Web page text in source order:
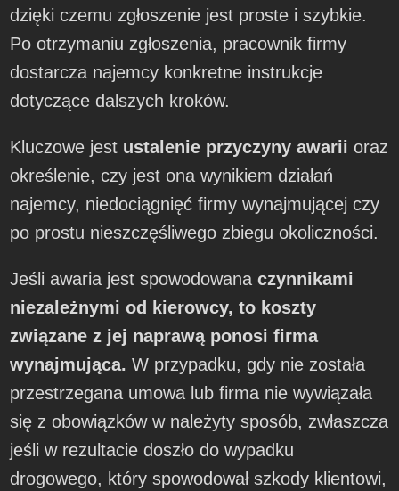
dzięki czemu zgłoszenie jest proste i szybkie.
Po otrzymaniu zgłoszenia, pracownik firmy
dostarcza najemcy konkretne instrukcje
dotyczące dalszych kroków.
Kluczowe jest ustalenie przyczyny awarii oraz
określenie, czy jest ona wynikiem działań
najemcy, niedociągnięć firmy wynajmującej czy
po prostu nieszczęśliwego zbiegu okoliczności.
Jeśli awaria jest spowodowanaczynnikami
niezależnymi od kierowcy, to koszty
związane z jej naprawą ponosi firma
wynajmująca. W przypadku, gdy nie została
przestrzegana umowa lub firma nie wywiązała
się z obowiązków w należyty sposób, zwłaszcza
jeśli w rezultacie doszło do wypadku
drogowego, który spowodował szkody klientowi,